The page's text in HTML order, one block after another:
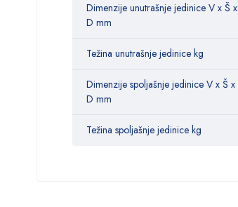
Dimenzije unutrašnje jedinice V x Š x
D mm
Težina unutrašnje jedinice kg
Dimenzije spoljašnje jedinice V x Š x
D mm
Težina spoljašnje jedinice kg